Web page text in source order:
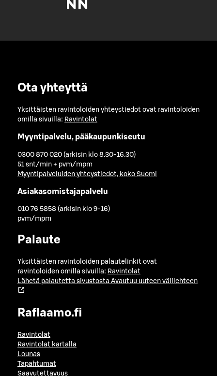
Ota yhteyttä
Yksittäisten ravintoloiden yhteystiedot ovat ravintoloiden
omilla sivuilla: Ravintolat
Myyntipalvelu, pääkaupunkiseutu
0300 870 020 (arkisin klo 8.30-16.30)
51 snt/min + pvm/mpm
Myyntipalveluiden yhteystiedot, koko Suomi
Asiakasomistajapalvelu
010 76 5858 (arkisin klo 9-16)
pvm/mpm
Palaute
Yksittäisten ravintoloiden palautelinkit ovat
ravintoloiden omilla sivuilla: Ravintolat
Lähetä palautetta sivustosta Avautuu uuteen välilehteen
Raflaamo.fi
Ravintolat
Ravintolat kartalla
Lounas
Tapahtumat
Saavutettavuus